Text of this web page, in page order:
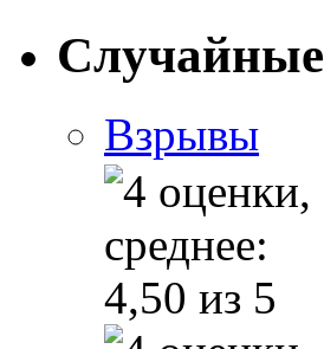
Случайные
Взрывы